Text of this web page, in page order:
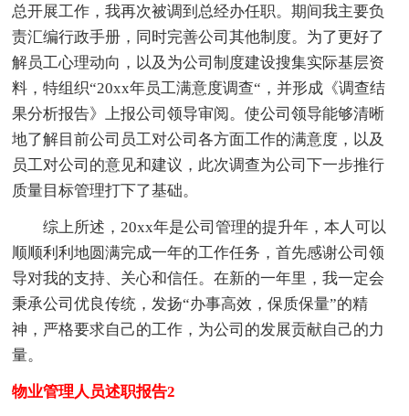
总开展工作，我再次被调到总经办任职。期间我主要负
责汇编行政手册，同时完善公司其他制度。为了更好了
解员工心理动向，以及为公司制度建设搜集实际基层资
料，特组织“20xx年员工满意度调查“，并形成《调查结
果分析报告》上报公司领导审阅。使公司领导能够清晰
地了解目前公司员工对公司各方面工作的满意度，以及
员工对公司的意见和建议，此次调查为公司下一步推行
质量目标管理打下了基础。
综上所述，20xx年是公司管理的提升年，本人可以
顺顺利利地圆满完成一年的工作任务，首先感谢公司领
导对我的支持、关心和信任。在新的一年里，我一定会
秉承公司优良传统，发扬“办事高效，保质保量”的精
神，严格要求自己的工作，为公司的发展贡献自己的力
量。
物业管理人员述职报告2